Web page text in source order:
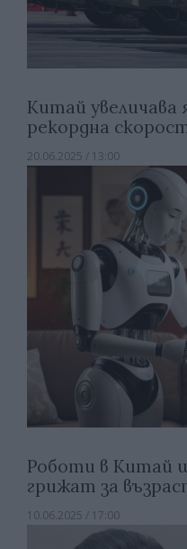
Китай увеличава
рекордна
20.06.2025 / 13:00
Роботи в Китай
грижат за
10.06.2025 / 17:00